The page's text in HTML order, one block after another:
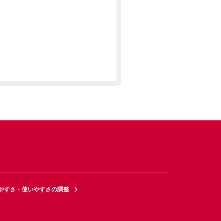
すさ・使いやすさの調整